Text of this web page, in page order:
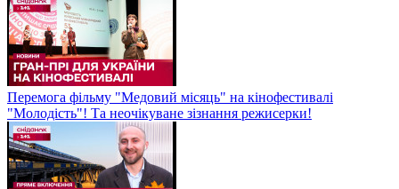
Перемога фільму "Медовий місяць" на кінофестивалі
"Молодість"! Та неочікуване зізнання режисерки!